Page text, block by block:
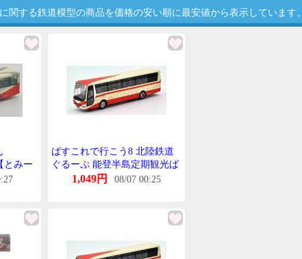
関する鉄道模型の商品を価格の安い順に最安値から表示しています。
とみー
ばすこれで行こう8 北陸鉄道
ぐるーぷ 能登半島定期観光ば
す「あさいち号」 じおこれ ば
1,049円 08/07 00:25